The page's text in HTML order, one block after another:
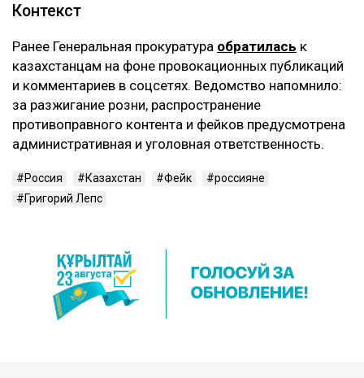
Контекст
Ранее Генеральная прокуратура обратилась к
казахстанцам на фоне провокационных публикаций
и комментариев в соцсетях. Ведомство напомнило:
за разжигание розни, распространение
противоправного контента и фейков предусмотрена
административная и уголовная ответственность.
Россия Казахстан Фейк
россияне
Григорий Лепс